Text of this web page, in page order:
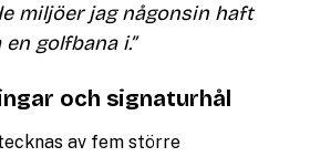
miljöer jag någonsin haft
golfbana i.”
och signaturhål
av fem större